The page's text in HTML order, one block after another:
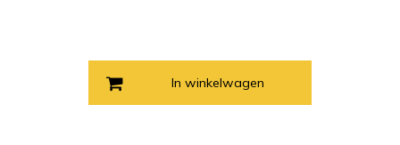
In winkelwagen